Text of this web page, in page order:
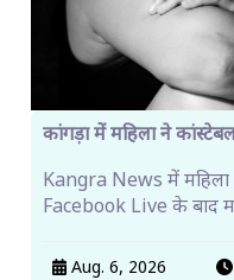
कांगड़ा में महिला ने
Kangra News में महिला
Facebook Live के बाद
Aug. 6, 2026